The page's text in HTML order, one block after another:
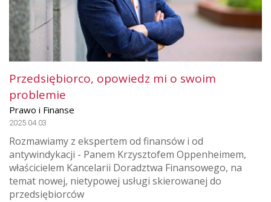
Przedsiębiorco, opowiedz mi o swoim
problemie
Prawo i Finanse
2025.04.03
Rozmawiamy z ekspertem od finansów i od
antywindykacji - Panem Krzysztofem Oppenheimem,
właścicielem Kancelarii Doradztwa Finansowego, na
temat nowej, nietypowej usługi skierowanej do
przedsiębiorców